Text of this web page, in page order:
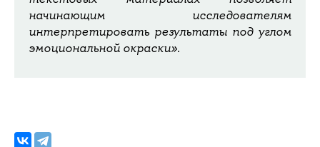
начинающим исследователям
интерпретировать результаты под углом
эмоциональной окраски».